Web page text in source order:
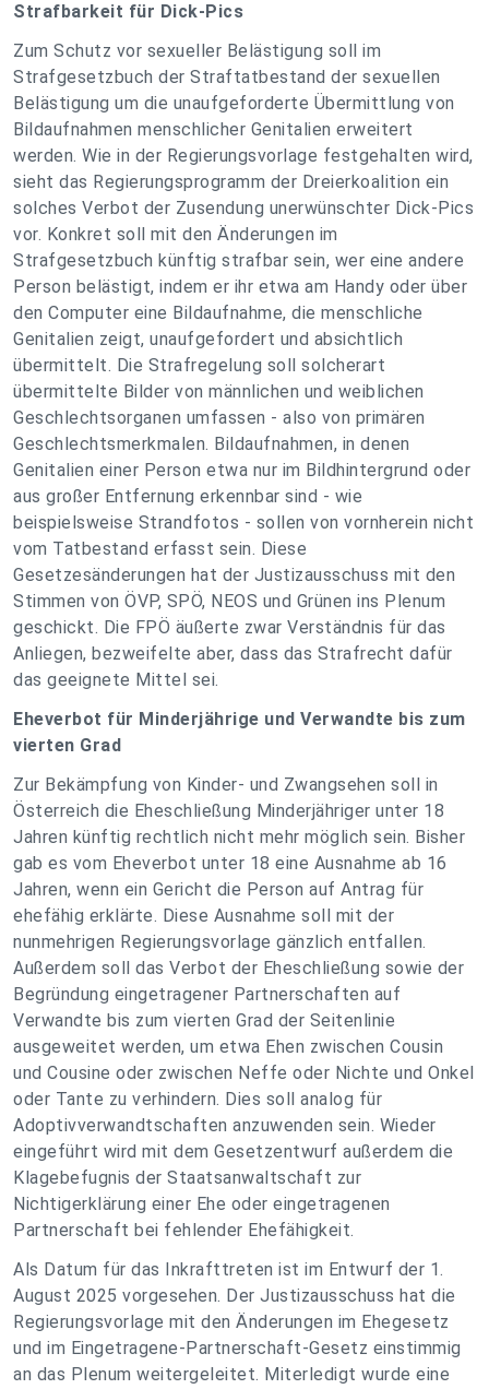
Strafbarkeit für Dick-Pics
Zum Schutz vor sexueller Belästigung soll im
Strafgesetzbuch der Straftatbestand der sexuellen
Belästigung um die unaufgeforderte Übermittlung von
Bildaufnahmen menschlicher Genitalien erweitert
werden. Wie in der Regierungsvorlage festgehalten wird,
sieht das Regierungsprogramm der Dreierkoalition ein
solches Verbot der Zusendung unerwünschter Dick-Pics
vor. Konkret soll mit den Änderungen im
Strafgesetzbuch künftig strafbar sein, wer eine andere
Person belästigt, indem er ihr etwa am Handy oder über
den Computer eine Bildaufnahme, die menschliche
Genitalien zeigt, unaufgefordert und absichtlich
übermittelt. Die Strafregelung soll solcherart
übermittelte Bilder von männlichen und weiblichen
Geschlechtsorganen umfassen - also von primären
Geschlechtsmerkmalen. Bildaufnahmen, in denen
Genitalien einer Person etwa nur im Bildhintergrund oder
aus großer Entfernung erkennbar sind - wie
beispielsweise Strandfotos - sollen von vornherein nicht
vom Tatbestand erfasst sein. Diese
Gesetzesänderungen hat der Justizausschuss mit den
Stimmen von ÖVP, SPÖ, NEOS und Grünen ins Plenum
geschickt. Die FPÖ äußerte zwar Verständnis für das
Anliegen, bezweifelte aber, dass das Strafrecht dafür
das geeignete Mittel sei.
Eheverbot für Minderjährige und Verwandte bis zum
vierten Grad
Zur Bekämpfung von Kinder- und Zwangsehen soll in
Österreich die Eheschließung Minderjähriger unter 18
Jahren künftig rechtlich nicht mehr möglich sein. Bisher
gab es vom Eheverbot unter 18 eine Ausnahme ab 16
Jahren, wenn ein Gericht die Person auf Antrag für
ehefähig erklärte. Diese Ausnahme soll mit der
nunmehrigen Regierungsvorlage gänzlich entfallen.
Außerdem soll das Verbot der Eheschließung sowie der
Begründung eingetragener Partnerschaften auf
Verwandte bis zum vierten Grad der Seitenlinie
ausgeweitet werden, um etwa Ehen zwischen Cousin
und Cousine oder zwischen Neffe oder Nichte und Onkel
oder Tante zu verhindern. Dies soll analog für
Adoptivverwandtschaften anzuwenden sein. Wieder
eingeführt wird mit dem Gesetzentwurf außerdem die
Klagebefugnis der Staatsanwaltschaft zur
Nichtigerklärung einer Ehe oder eingetragenen
Partnerschaft bei fehlender Ehefähigkeit.
Als Datum für das Inkrafttreten ist im Entwurf der 1.
August 2025 vorgesehen. Der Justizausschuss hat die
Regierungsvorlage mit den Änderungen im Ehegesetz
und im Eingetragene-Partnerschaft-Gesetz einstimmig
an das Plenum weitergeleitet. Miterledigt wurde eine